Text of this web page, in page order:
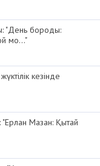
"День бороды:
мо..."
кезінде
Мазан: Қытай